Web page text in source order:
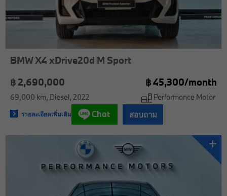
BMW X4 xDrive20d M Sport
฿ 2,690,000
฿45,300/month
69,000 km Diesel 2022 Performance Motor
รายละเอียดเพิ่มเติม Chat สอบถาม